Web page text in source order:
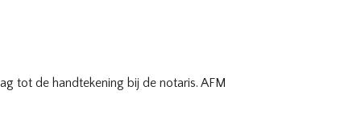
tot de handtekening bij de notaris. AFM